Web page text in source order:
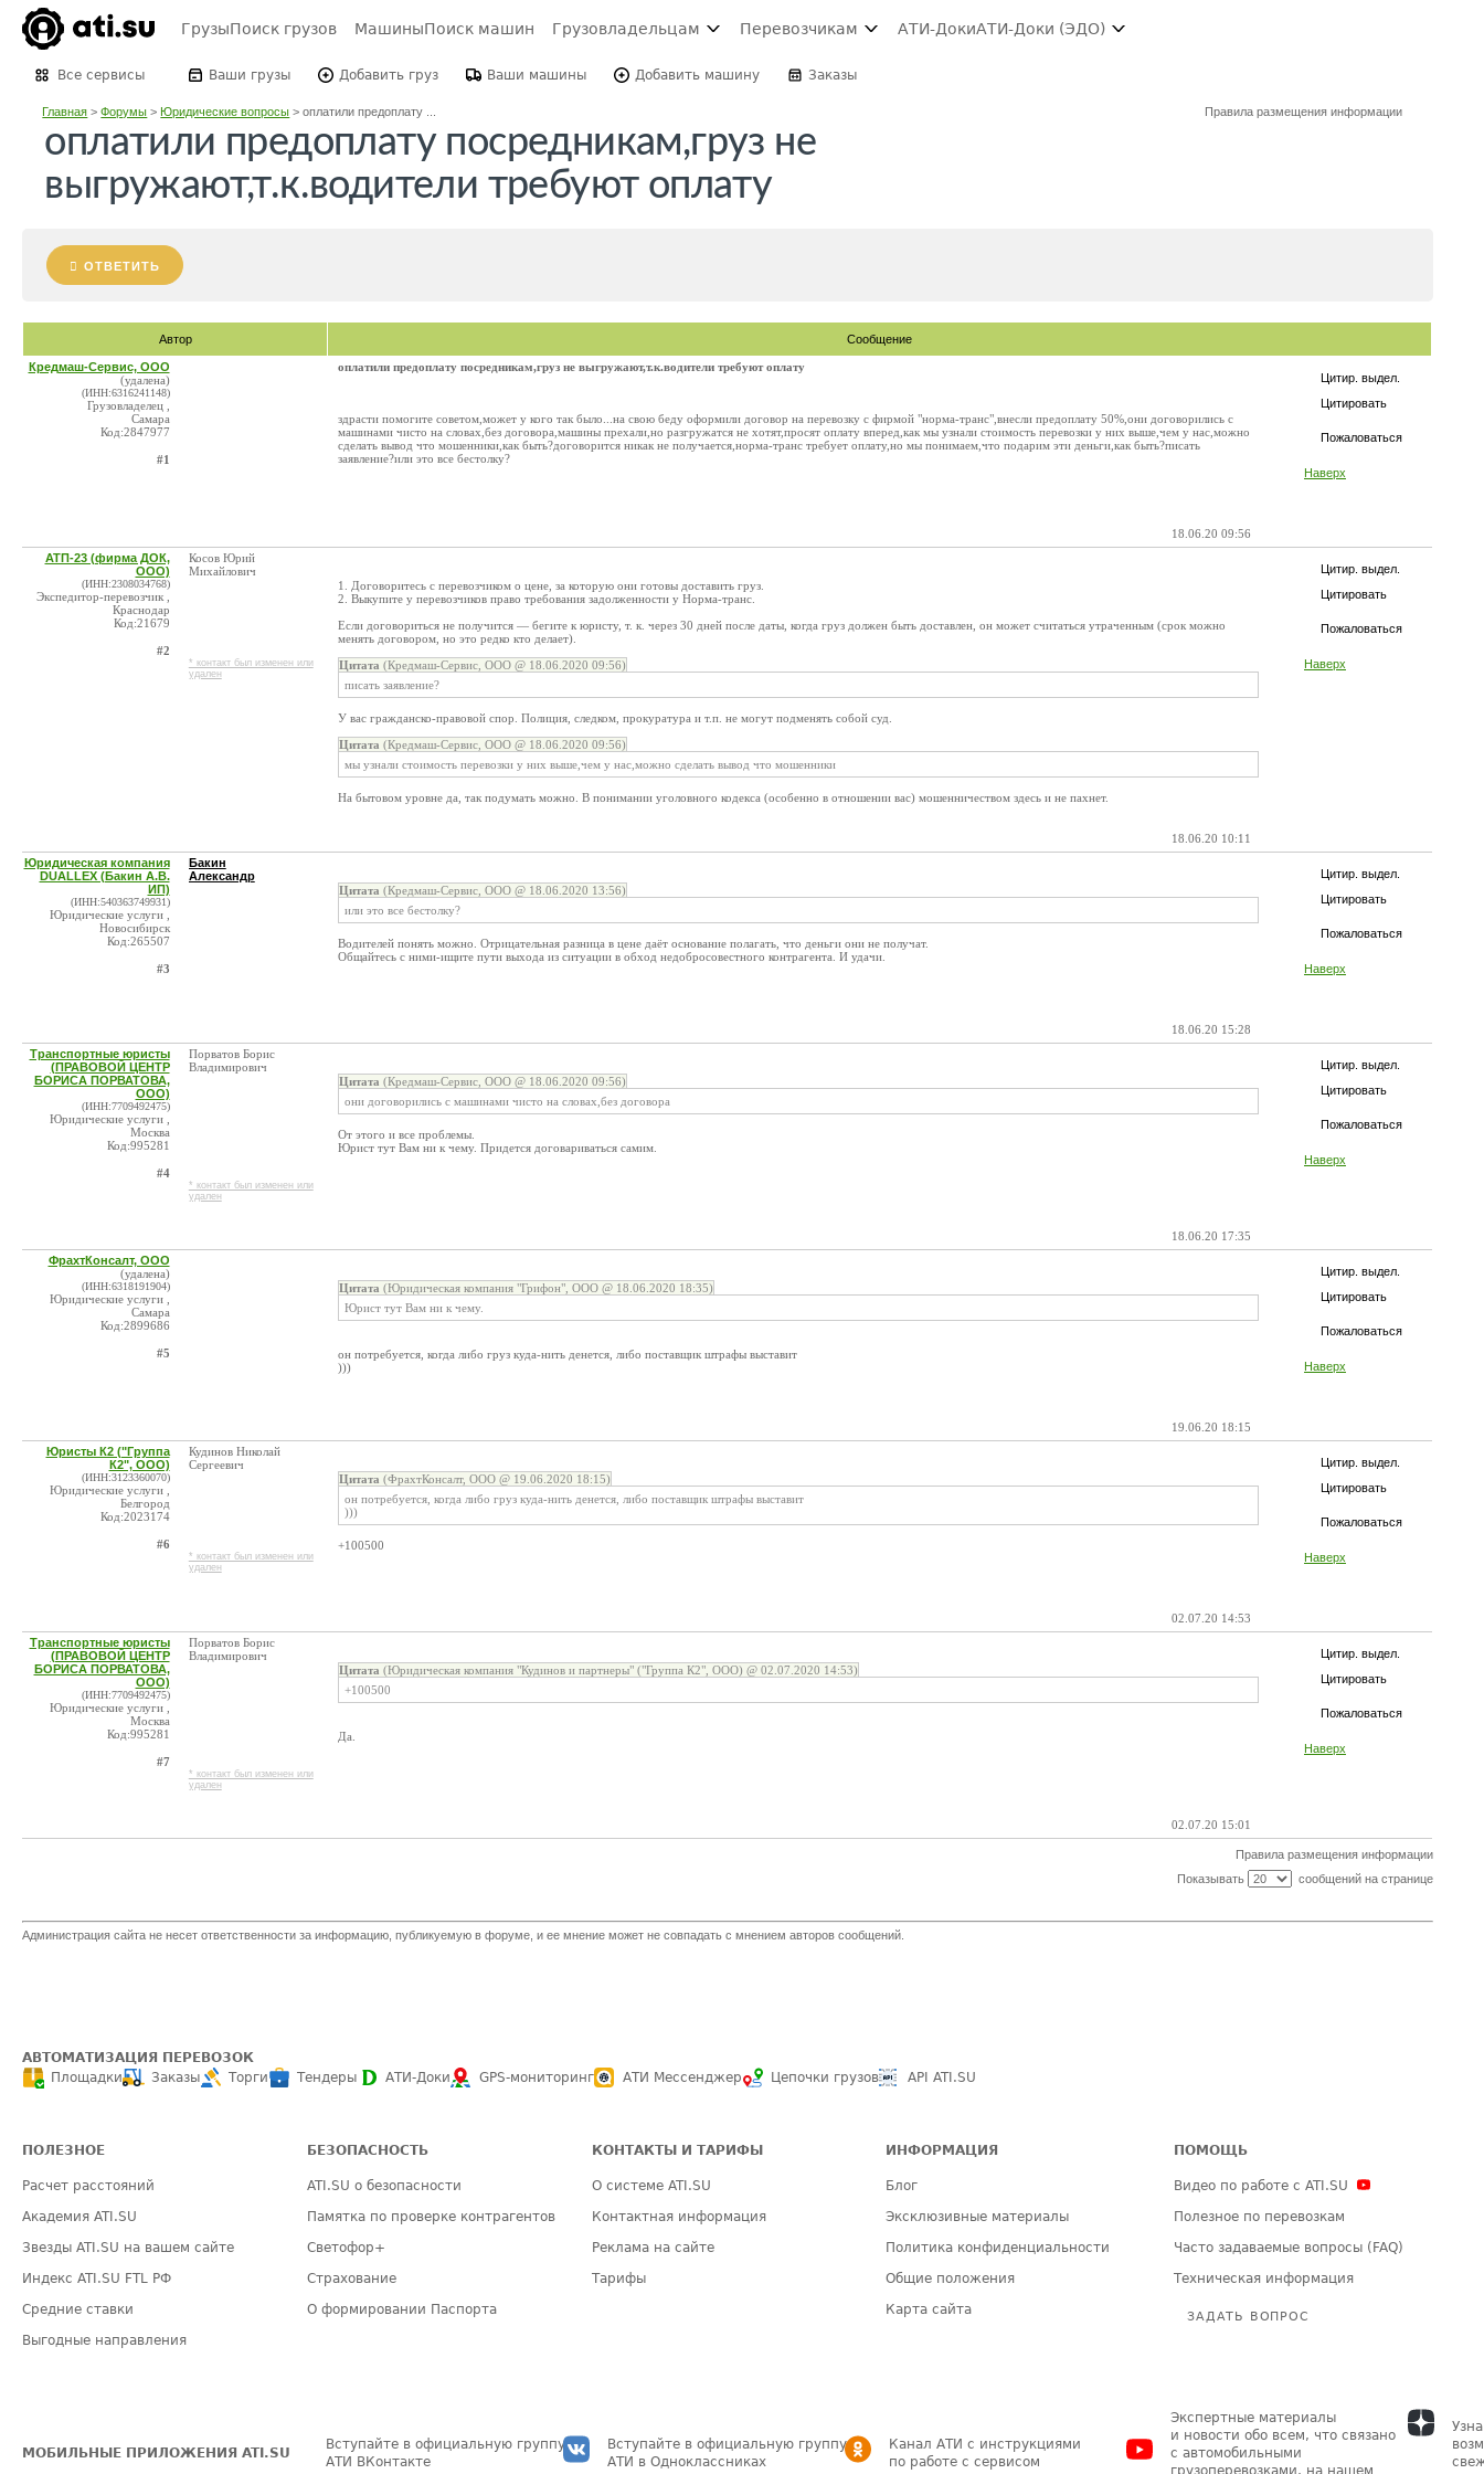
ГрузыПоиск грузов МашиныПоиск машин Грузовладельцам Перевозчикам АТИ-ДокиАТИ-Доки (ЭДО)
Все сервисы Ваши грузы Добавить груз Ваши машины Добавить машину Заказы
Главная >Форумы >Юридические вопросы >оплатили предоплату ... Правила размещения информации
оплатили предоплату посредникам,груз не
выгружают,т.к.водители требуют оплату
ОТВЕТИТЬ
Автор Сообщение
Цитир. выдел.
Цитировать
Пожаловаться
Наверх
Кредмаш-Сервис, ООО
(удалена)
(ИНН:6316241148)
Грузовладелец ,
Самара
Код:2847977
#1
оплатили предоплату посредникам,груз не выгружают,т.к.водители требуют оплату
здрасти помогите советом,может у кого так было...на свою беду оформили договор на перевозку с фирмой "норма-транс",внесли предоплату 50%,они договорились с
машинами чисто на словах,без договора,машины прехали,но разгружатся не хотят,просят оплату вперед,как мы узнали стоимость перевозки у них выше,чем у нас,можно
сделать вывод что мошенники,как быть?договорится никак не получается,норма-транс требует оплату,но мы понимаем,что подарим эти деньги,как быть?писать
заявление?или это все бестолку?
18.06.20 09:56
Цитир. выдел.
Цитировать
Пожаловаться
Наверх
АТП-23 (фирма ДОК,
ООО)
(ИНН:2308034768)
Экспедитор-перевозчик ,
Краснодар
Код:21679
#2
Косов Юрий
Михайлович
* контакт был изменен или
удален
1. Договоритесь с перевозчиком о цене, за которую они готовы доставить груз.
2. Выкупите у перевозчиков право требования задолженности у Норма-транс.
Если договориться не получится — бегите к юристу, т. к. через 30 дней после даты, когда груз должен быть доставлен, он может считаться утраченным (срок можно
менять договором, но это редко кто делает).
Цитата (Кредмаш-Сервис, ООО @ 18.06.2020 09:56)
писать заявление?
У вас гражданско-правовой спор. Полиция, следком, прокуратура и т.п. не могут подменять собой суд.
Цитата (Кредмаш-Сервис, ООО @ 18.06.2020 09:56)
мы узнали стоимость перевозки у них выше,чем у нас,можно сделать вывод что мошенники
На бытовом уровне да, так подумать можно. В понимании уголовного кодекса (особенно в отношении вас) мошенничеством здесь и не пахнет.
18.06.20 10:11
Цитир. выдел.
Цитировать
Пожаловаться
Наверх
Юридическая компания
DUALLEX (Бакин А.В.
ИП)
(ИНН:540363749931)
Юридические услуги ,
Новосибирск
Код:265507
#3
Бакин
Александр
Цитата (Кредмаш-Сервис, ООО @ 18.06.2020 13:56)
или это все бестолку?
Водителей понять можно. Отрицательная разница в цене даёт основание полагать, что деньги они не получат.
Общайтесь с ними-ищите пути выхода из ситуации в обход недобросовестного контрагента. И удачи.
18.06.20 15:28
Цитир. выдел.
Цитировать
Пожаловаться
Наверх
Транспортные юристы
(ПРАВОВОЙ ЦЕНТР
БОРИСА ПОРВАТОВА,
ООО)
(ИНН:7709492475)
Юридические услуги ,
Москва
Код:995281
#4
Порватов Борис
Владимирович
* контакт был изменен или
удален
Цитата (Кредмаш-Сервис, ООО @ 18.06.2020 09:56)
они договорились с машинами чисто на словах,без договора
От этого и все проблемы.
Юрист тут Вам ни к чему. Придется договариваться самим.
18.06.20 17:35
Цитир. выдел.
Цитировать
Пожаловаться
Наверх
ФрахтКонсалт, ООО
(удалена)
(ИНН:6318191904)
Юридические услуги ,
Самара
Код:2899686
#5
Цитата (Юридическая компания "Грифон", ООО @ 18.06.2020 18:35)
Юрист тут Вам ни к чему.
он потребуется, когда либо груз куда-нить денется, либо поставщик штрафы выставит
)))
19.06.20 18:15
Цитир. выдел.
Цитировать
Пожаловаться
Наверх
Юристы К2 ("Группа
К2", ООО)
(ИНН:3123360070)
Юридические услуги ,
Белгород
Код:2023174
#6
Кудинов Николай
Сергеевич
* контакт был изменен или
удален
Цитата (ФрахтКонсалт, ООО @ 19.06.2020 18:15)
он потребуется, когда либо груз куда-нить денется, либо поставщик штрафы выставит
)))
+100500
02.07.20 14:53
Цитир. выдел.
Цитировать
Пожаловаться
Наверх
Транспортные юристы
(ПРАВОВОЙ ЦЕНТР
БОРИСА ПОРВАТОВА,
ООО)
(ИНН:7709492475)
Юридические услуги ,
Москва
Код:995281
#7
Порватов Борис
Владимирович
* контакт был изменен или
удален
Цитата (Юридическая компания "Кудинов и партнеры" ("Группа К2", ООО) @ 02.07.2020 14:53)
+100500
Да.
02.07.20 15:01
Правила размещения информации
Показывать
сообщений на странице
Администрация сайта не несет ответственности за информацию, публикуемую в форуме, и ее мнение может не совпадать с мнением авторов сообщений.
АВТОМАТИЗАЦИЯ ПЕРЕВОЗОК
Площадки
Заказы Торги Тендеры АТИ-Доки GPS-мониторинг АТИ Мессенджер Цепочки грузов API ATI.SU
ПОЛЕЗНОЕ
Расчет расстояний
Академия ATI.SU
Звезды ATI.SU на вашем сайте
Индекс ATI.SU FTL РФ
Средние ставки
Выгодные направления
БЕЗОПАСНОСТЬ
ATI.SU о безопасности
Памятка по проверке контрагентов
Светофор+
Страхование
О формировании Паспорта
КОНТАКТЫ И ТАРИФЫ
О системе ATI.SU
Контактная информация
Реклама на сайте
Тарифы
ИНФОРМАЦИЯ
Блог
Эксклюзивные материалы
Политика конфиденциальности
Общие положения
Карта сайта
ПОМОЩЬ
Видео по работе с ATI.SU
Полезное по перевозкам
Часто задаваемые вопросы (FAQ)
Техническая информация
ЗАДАТЬ ВОПРОС
МОБИЛЬНЫЕ ПРИЛОЖЕНИЯ ATI.SU
Вступайте в официальную группу
АТИ ВКонтакте
Вступайте в официальную группу
АТИ в Одноклассниках
Канал АТИ с инструкциями
по работе с сервисом
Экспертные материалы
и новости обо всем, что связано
с автомобильными
грузоперевозками, на нашем